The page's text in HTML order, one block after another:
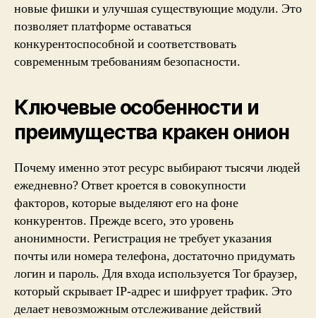
новые фишки и улучшая существующие модули. Это
позволяет платформе оставаться
конкурентоспособной и соответствовать
современным требованиям безопасности.
Ключевые особенности и
преимущества кракен онион
Почему именно этот ресурс выбирают тысячи людей
ежедневно? Ответ кроется в совокупности
факторов, которые выделяют его на фоне
конкурентов. Прежде всего, это уровень
анонимности. Регистрация не требует указания
почты или номера телефона, достаточно придумать
логин и пароль. Для входа используется Tor браузер,
который скрывает IP-адрес и шифрует трафик. Это
делает невозможным отслеживание действий